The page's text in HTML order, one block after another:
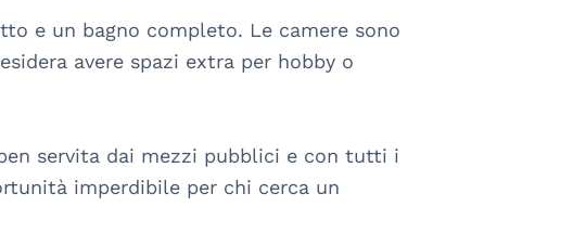
e un bagno completo. Le camere sono
avere spazi extra per hobby o
servita dai mezzi pubblici e con tutti i
imperdibile per chi cerca un